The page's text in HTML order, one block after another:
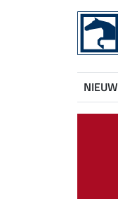
NIEUW